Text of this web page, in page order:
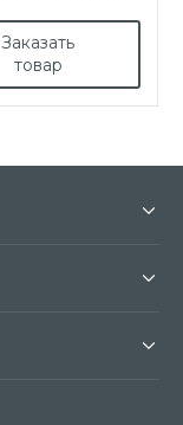
Заказать
товар